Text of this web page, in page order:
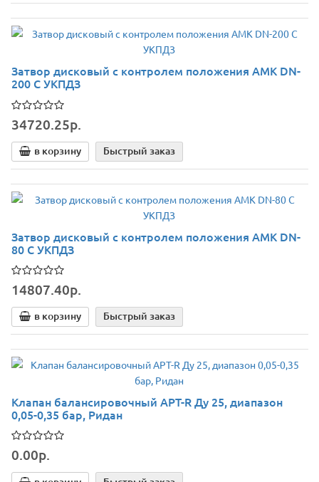
Затвор дисковый c контролем положения АМК DN-
200 С УКПДЗ
34720.25р.
в корзину Быстрый заказ
Затвор дисковый c контролем положения АМК DN-
80 С УКПДЗ
14807.40р.
в корзину Быстрый заказ
Клапан балансировочный APT-R Ду 25, диапазон
0,05-0,35 бар, Ридан
0.00р.